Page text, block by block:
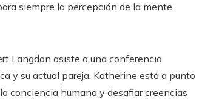
siempre la percepción de la mente
Langdon asiste a una conferencia
y su actual pareja. Katherine está a punto
conciencia humana y desafiar creencias